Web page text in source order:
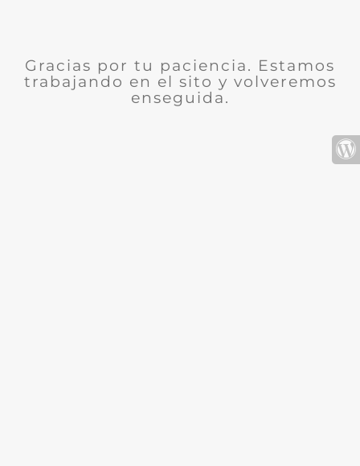
Gracias por tu paciencia. Estamos
trabajando en el sito y volveremos
enseguida.